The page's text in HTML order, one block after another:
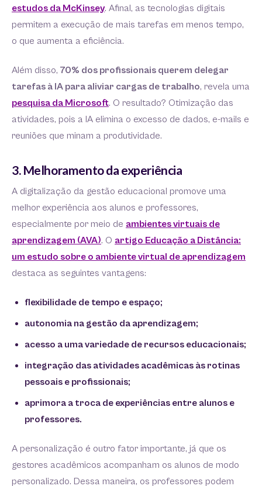
estudos da McKinsey. Afinal, as tecnologias digitais
permitem a execução de mais tarefas em menos tempo,
o que aumenta a eficiência.
Além disso, 70% dos profissionais querem delegar
tarefas à IA para aliviar cargas de trabalho, revela uma
pesquisa da Microsoft. O resultado? Otimização das
atividades, pois a IA elimina o excesso de dados, e-mails e
reuniões que minam a produtividade.
3. Melhoramento da experiência
A digitalização da gestão educacional promove uma
melhor experiência aos alunos e professores,
especialmente por meio de ambientes virtuais de
aprendizagem (AVA). O artigo Educação a Distância:
um estudo sobre o ambiente virtual de aprendizagem
destaca as seguintes vantagens:
flexibilidade de tempo e espaço;
autonomia na gestão da aprendizagem;
acesso a uma variedade de recursos educacionais;
integração das atividades acadêmicas às rotinas
pessoais e profissionais;
aprimora a troca de experiências entre alunos e
professores.
A personalização é outro fator importante, já que os
gestores acadêmicos acompanham os alunos de modo
personalizado. Dessa maneira, os professores podem